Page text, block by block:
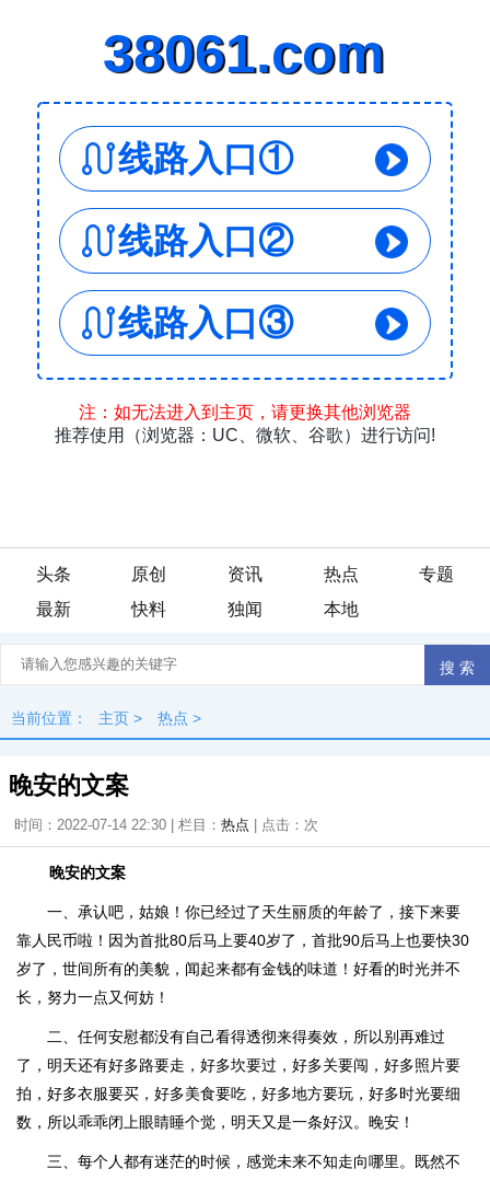
头条 原创 资讯 热点
专题
最新
快料 独闻 本地
当前位置： 主页 > 热点 >
晚安的文案
时间：2022-07-14 22:30 | 栏目： 热点 | 点击： 次
晚安的文案
一、承认吧，姑娘！你已经过了天生丽质的年龄了，接下来要
靠人民币啦！因为首批80后马上要40岁了，首批90后马上也要快30
岁了，世间所有的美貌，闻起来都有金钱的味道！好看的时光并不
长，努力一点又何妨！
二、任何安慰都没有自己看得透彻来得奏效，所以别再难过
了，明天还有好多路要走，好多坎要过，好多关要闯，好多照片要
拍，好多衣服要买，好多美食要吃，好多地方要玩，好多时光要细
数，所以乖乖闭上眼睛睡个觉，明天又是一条好汉。晚安！
三、每个人都有迷茫的时候，感觉未来不知走向哪里。既然不